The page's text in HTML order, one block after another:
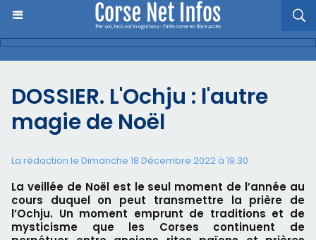
DOSSIER. L'Ochju : l'autre
magie de Noël
La rédaction le Dimanche 18 Décembre 2022 à 19:30
La veillée de Noël est le seul moment de l’année au
cours duquel on peut transmettre la prière de
l’Ochju. Un moment emprunt de traditions et de
mysticisme que les Corses continuent de